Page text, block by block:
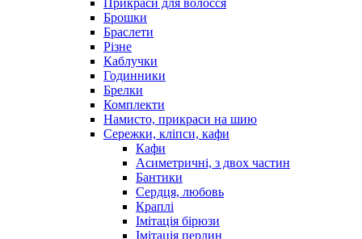
Брошки
Браслети
Різне
Каблучки
Годинники
Брелки
Комплекти
Намисто, прикраси на шию
Сережки, кліпси, кафи
Кафи
Асиметричні, з двох частин
Бантики
Сердця, любовь
Краплі
Імітація бірюзи
Імітація перлин